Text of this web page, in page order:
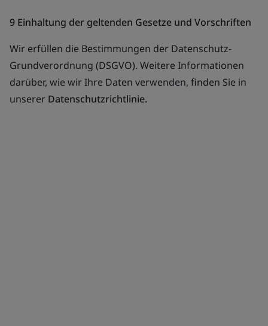
9 Einhaltung der geltenden Gesetze und Vorschriften
Wir erfüllen die Bestimmungen der Datenschutz-
Grundverordnung (DSGVO). Weitere Informationen
darüber, wie wir Ihre Daten verwenden, finden Sie in
unserer Datenschutzrichtlinie.